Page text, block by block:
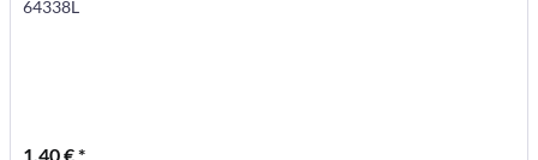
64338L
1,40 € *